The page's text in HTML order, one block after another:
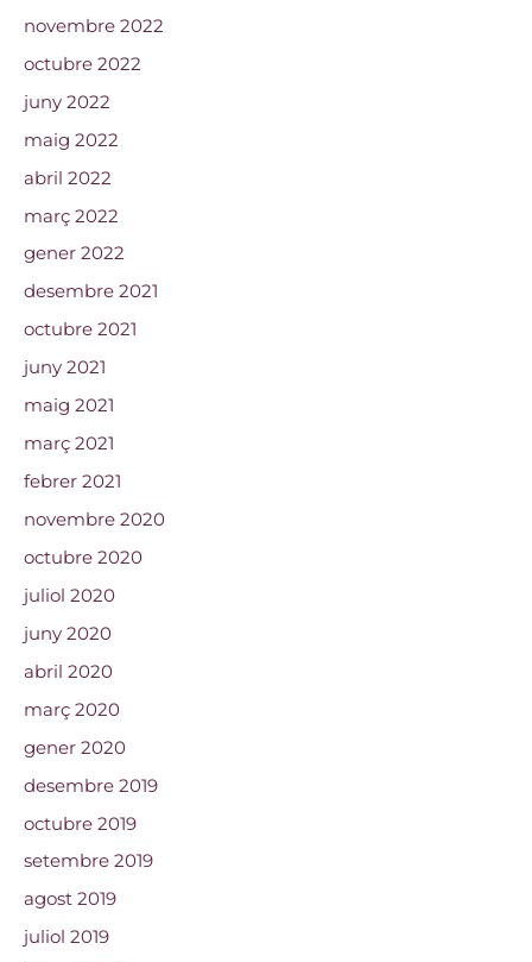
novembre 2022
octubre 2022
juny 2022
maig 2022
abril 2022
març 2022
gener 2022
desembre 2021
octubre 2021
juny 2021
maig 2021
març 2021
febrer 2021
novembre 2020
octubre 2020
juliol 2020
juny 2020
abril 2020
març 2020
gener 2020
desembre 2019
octubre 2019
setembre 2019
agost 2019
juliol 2019